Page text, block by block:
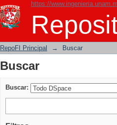
https://
Buscar
RepoFI Principal → Buscar
Buscar
Buscar: